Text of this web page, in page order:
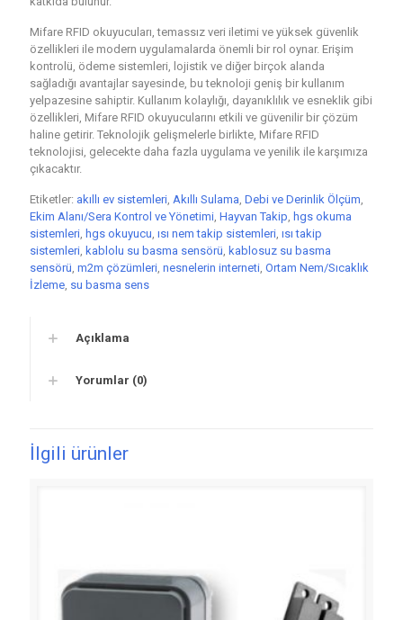
Mifare RFID okuyucuları, temassız veri iletimi ve yüksek güvenlik
özellikleri ile modern uygulamalarda önemli bir rol oynar. Erişim
kontrolü, ödeme sistemleri, lojistik ve diğer birçok alanda
sağladığı avantajlar sayesinde, bu teknoloji geniş bir kullanım
yelpazesine sahiptir. Kullanım kolaylığı, dayanıklılık ve esneklik gibi
özellikleri, Mifare RFID okuyucularını etkili ve güvenilir bir çözüm
haline getirir. Teknolojik gelişmelerle birlikte, Mifare RFID
teknolojisi, gelecekte daha fazla uygulama ve yenilik ile karşımıza
çıkacaktır.
Etiketler: akıllı ev sistemleri, Akıllı Sulama, Debi ve Derinlik Ölçüm,
Ekim Alanı/Sera Kontrol ve Yönetimi, Hayvan Takip, hgs okuma
sistemleri, hgs okuyucu, ısı nem takip sistemleri, ısı takip
sistemleri, kablolu su basma sensörü, kablosuz su basma
sensörü, m2m çözümleri, nesnelerin interneti, Ortam Nem/Sıcaklık
İzleme, su basma sens
Açıklama
Yorumlar (0)
İlgili ürünler